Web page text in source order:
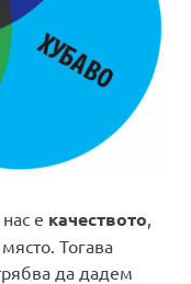
е качеството
Тогава
да дадем